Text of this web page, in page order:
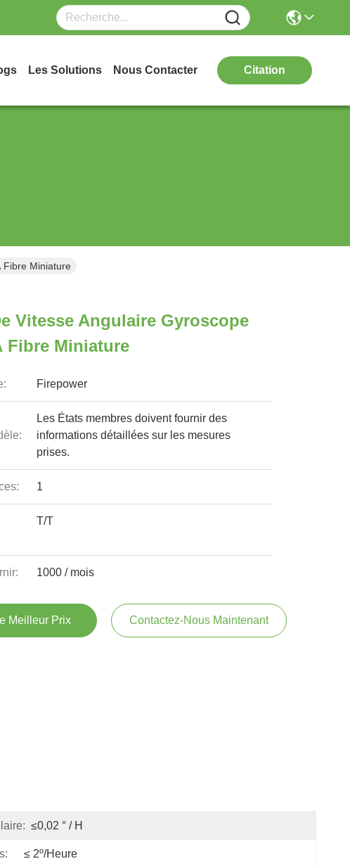
Les Solutions Nous Contacter Citation
Fibre Miniature
Vitesse Angulaire Gyroscope
Fibre Miniature
Firepower
Les États membres doivent fournir des
informations détaillées sur les mesures
prises.
1
T/T
1000 / mois
Meilleur Prix Contactez-Nous Maintenant
≤0,02 ° / H
≤ 2º/heure